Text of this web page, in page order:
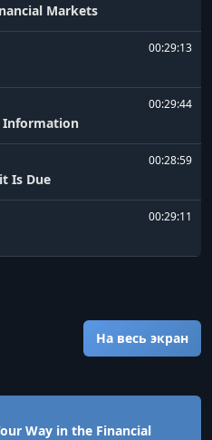
Markets
00:29:13
00:29:44
Information
00:28:59
Is Due
00:29:11
to Borrow
На весь экран
Way in the Financial